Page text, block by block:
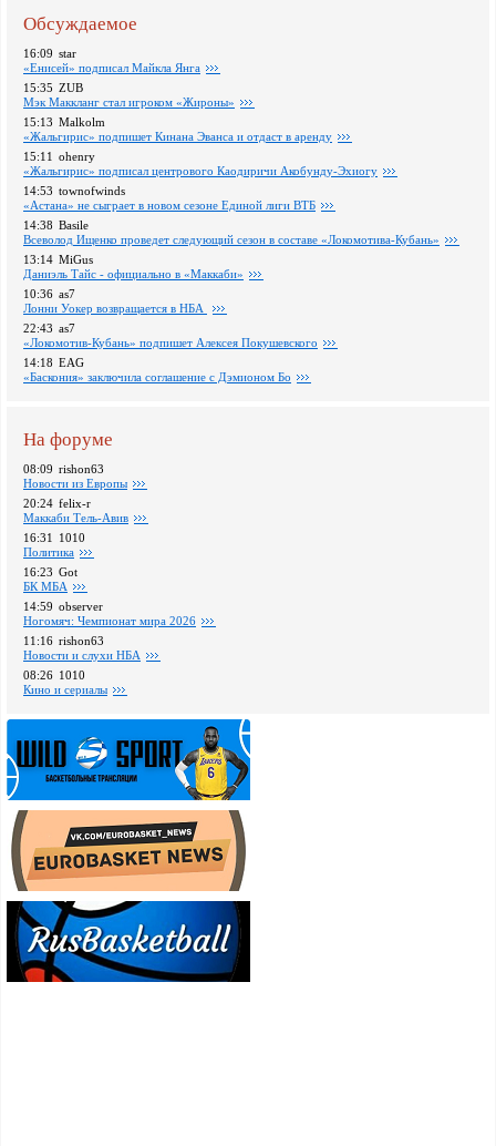
Обсуждаемое
16:09 star
«Енисей» подписал Майкла Янга
15:35 ZUB
Мэк Маккланг стал игроком «Жироны»
15:13 Malkolm
«Жальгирис» подпишет Кинана Эванса и отдаст в аренду
15:11 ohenry
«Жальгирис» подписал центрового Каодиричи Акобунду-Эхиогу
14:53 townofwinds
«Астана» не сыграет в новом сезоне Единой лиги ВТБ
14:38 Basile
Всеволод Ищенко проведет следующий сезон в составе «Локомотива-Кубань»
13:14 MiGus
Даниэль Тайс - официально в «Маккаби»
10:36 as7
Лонни Уокер возвращается в НБА
22:43 as7
«Локомотив-Кубань» подпишет Алексея Покушевского
14:18 EAG
«Баскония» заключила соглашение с Дэмионом Бо
На форуме
08:09 rishon63
Новости из Европы
20:24 felix-r
Маккаби Тель-Авив
16:31
1010
Политика
16:23 Got
БК МБА
14:59 observer
Ногомяч: Чемпионат мира 2026
11:16 rishon63
Новости и слухи НБА
08:26 1010
Кино и сериалы